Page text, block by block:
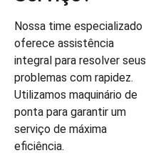
Nossa time especializado
oferece assistência
integral para resolver seus
problemas com rapidez.
Utilizamos maquinário de
ponta para garantir um
serviço de máxima
eficiência.